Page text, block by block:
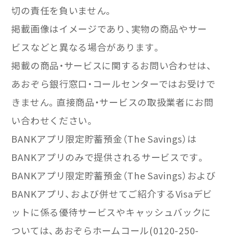
切の責任を負いません。
掲載画像はイメージであり、実物の商品やサー
ビスなどと異なる場合があります。
掲載の商品・サービスに関するお問い合わせは、
あおぞら銀行窓口・コールセンターではお受けで
きません。直接商品・サービスの取扱業者にお問
い合わせください。
BANKアプリ限定貯蓄預金（The Savings）は
BANKアプリのみで提供されるサービスです。
BANKアプリ限定貯蓄預金（The Savings）および
BANKアプリ、および併せてご紹介するVisaデビ
ットに係る優待サービスやキャッシュバックに
ついては、あおぞらホームコール(0120-250-